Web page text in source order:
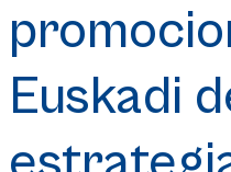
Euskadi